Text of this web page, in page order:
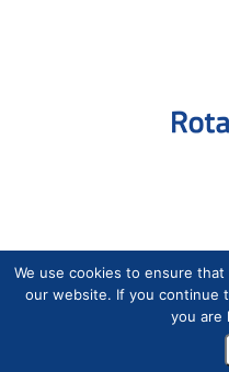
Copyright ©
Jäsentietojärjestelmän
käsittely
We use cookies to ensure
our website. If you continue
you are